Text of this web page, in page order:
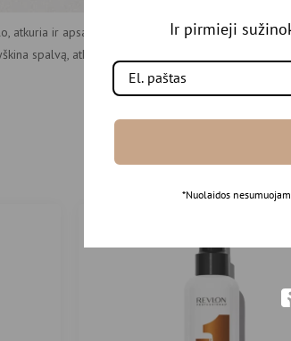
atkuria ir apsaugo tiek natūraliai šviesius, tiek
spalvą, atkuria gyvybingumą ir atskleidžia
Ir pirmieji
*Nuolaidos